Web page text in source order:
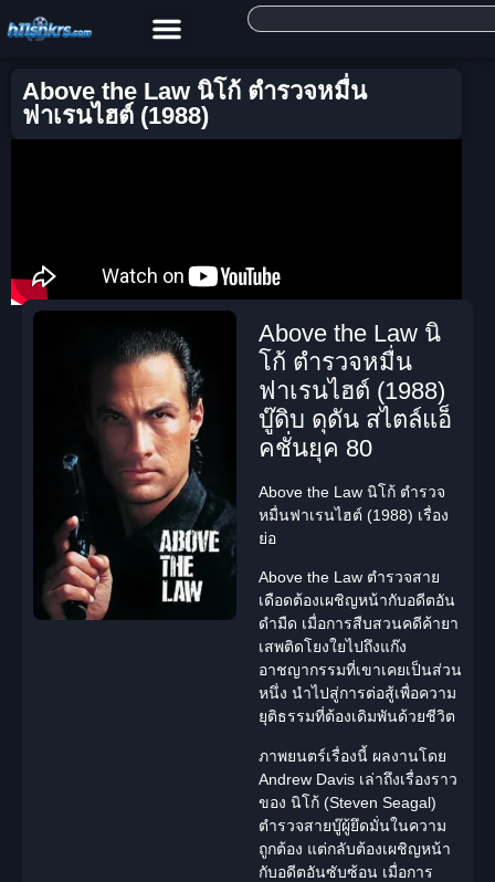
Above the Law นิโก้ ตำรวจหมื่น
ฟาเรนไฮต์ (1988)
Above the Law นิ
โก้ ตำรวจหมื่น
ฟาเรนไฮต์ (1988)
บู๊ดิบ ดุดัน สไตล์แอ็
คชั่นยุค 80
Above the Law นิโก้ ตำรวจ
หมื่นฟาเรนไฮต์ (1988) เรื่อง
ย่อ
Above the Law ตำรวจสาย
เดือดต้องเผชิญหน้ากับอดีตอัน
ดำมืด เมื่อการสืบสวนคดีค้ายา
เสพติดโยงใยไปถึงแก๊ง
อาชญากรรมที่เขาเคยเป็นส่วน
หนึ่ง นำไปสู่การต่อสู้เพื่อความ
ยุติธรรมที่ต้องเดิมพันด้วยชีวิต
ภาพยนตร์เรื่องนี้ ผลงานโดย
Andrew Davis เล่าถึงเรื่องราว
ของ นิโก้ (Steven Seagal)
ตำรวจสายบู๊ผู้ยึดมั่นในความ
ถูกต้อง แต่กลับต้องเผชิญหน้า
กับอดีตอันซับซ้อน เมื่อการ